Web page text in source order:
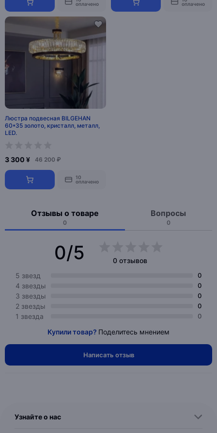
оплачено оплачено
Люстра подвесная BILGEHAN
60*35 золото, кристалл, металл,
LED.
3 300 ¥ 46 200 ₽
10
оплачено
Отзывы о товаре
0
Вопросы
0
0/5
0 отзывов
5 звезд
0
4 звезды 0
3 звезды 0
2 звезды 0
1 звезда 0
Купили товар? Поделитесь мнением
Написать отзыв
Узнайте о нас